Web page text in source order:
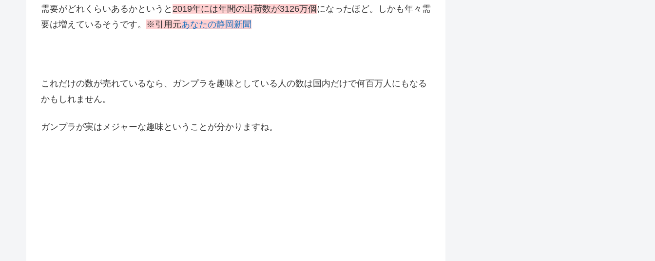
需要がどれくらいあるかというと 2019年には年間の出荷数が3126万個 になったほど。しかも年々需
要は増えているそうです。 ※引用元あなたの静岡新聞
これだけの数が売れているなら、ガンプラを趣味としている人の数は国内だけで何百万人にもなる
かもしれません。
ガンプラが実はメジャーな趣味ということが分かりますね。